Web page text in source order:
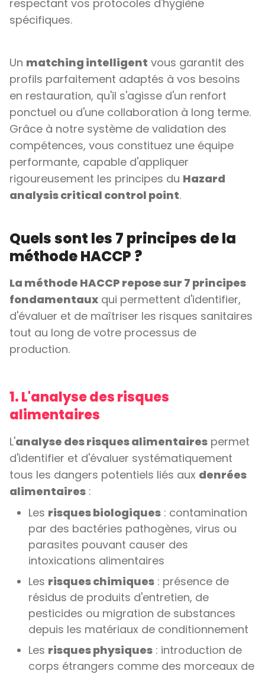
respectant vos protocoles d'hygiène
spécifiques.
Un matching intelligent vous garantit des
profils parfaitement adaptés à vos besoins
en restauration, qu'il s'agisse d'un renfort
ponctuel ou d'une collaboration à long terme.
Grâce à notre système de validation des
compétences, vous constituez une équipe
performante, capable d'appliquer
rigoureusement les principes du Hazard
analysis critical control point.
Quels sont les 7 principes de la
méthode HACCP ?
La méthode HACCP repose sur 7 principes
fondamentaux qui permettent d'identifier,
d'évaluer et de maîtriser les risques sanitaires
tout au long de votre processus de
production.
1. L'analyse des risques
alimentaires
L'analyse des risques alimentaires permet
d'identifier et d'évaluer systématiquement
tous les dangers potentiels liés aux denrées
alimentaires :
Les risques biologiques : contamination
par des bactéries pathogènes, virus ou
parasites pouvant causer des
intoxications alimentaires
Les risques chimiques : présence de
résidus de produits d'entretien, de
pesticides ou migration de substances
depuis les matériaux de conditionnement
Les risques physiques : introduction de
corps étrangers comme des morceaux de